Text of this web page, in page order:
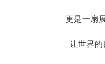
更是一扇
让世界的